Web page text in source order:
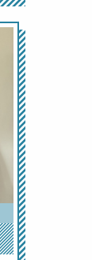
Audio-
Player